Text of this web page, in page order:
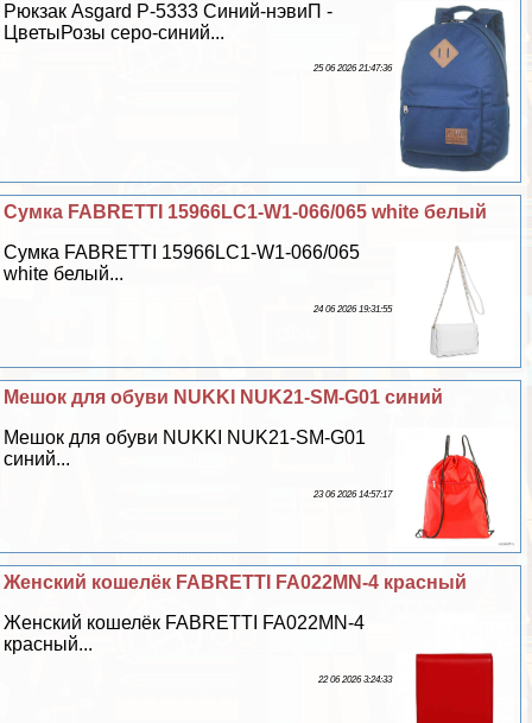
Рюкзак Asgard Р-5333 Синий-нэвиП -
ЦветыРозы серо-синий...
25 06 2026 21:47:36
Сумка FABRETTI 15966LC1-W1-066/065 white белый
Сумка FABRETTI 15966LC1-W1-066/065
white белый...
24 06 2026 19:31:55
Мешок для обуви NUKKI NUK21-SM-G01 синий
Мешок для обуви NUKKI NUK21-SM-G01
синий...
23 06 2026 14:57:17
Женский кошелёк FABRETTI FA022MN-4 красный
Женский кошелёк FABRETTI FA022MN-4
красный...
22 06 2026 3:24:33